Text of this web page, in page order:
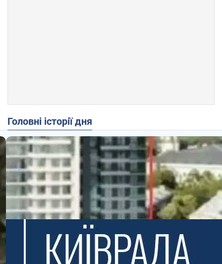
Головні історії дня